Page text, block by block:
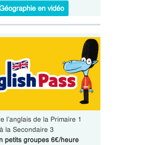
en vidéo
l’anglais de la Primaire 1
à la Secondaire 3
petits groupes 6€/heure